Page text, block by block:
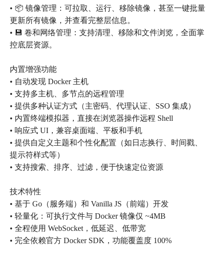
• 📦 镜像管理：可拉取、运行、移除镜像，甚至一键批量
更新所有镜像，并查看完整层信息。
• 💾 卷和网络管理：支持清理、移除和文件浏览，全面掌
控底层资源。
内置增强功能
• 自动发现 Docker 主机
• 支持多主机、多节点的远程管理
• 提供多种认证方式（主密码、代理认证、SSO 集成）
• 内置终端模拟器，直接在浏览器操作远程 Shell
• 响应式 UI，兼容桌面端、平板和手机
• 提供自定义主题和个性化配置（如日志换行、时间戳、
提示符样式等）
• 支持搜索、排序、过滤，便于快速定位资源
技术特性
• 基于 Go（服务端）和 Vanilla JS（前端）开发
• 轻量化：可执行文件与 Docker 镜像仅 ~4MB
• 全程使用 WebSocket，低延迟、低带宽
• 完全依赖官方 Docker SDK，功能覆盖度 100%